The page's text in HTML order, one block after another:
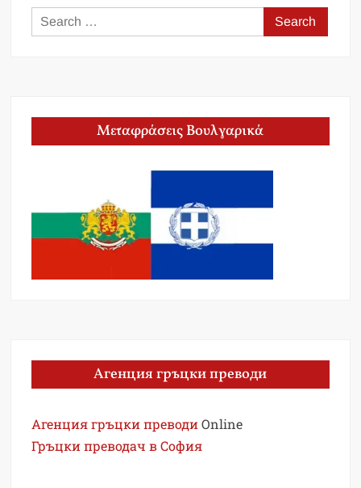
Search
for:
Μεταφράσεις Βουλγαρικά
Агенция гръцки преводи
Агенция гръцки преводи Online
Гръцки преводач в София